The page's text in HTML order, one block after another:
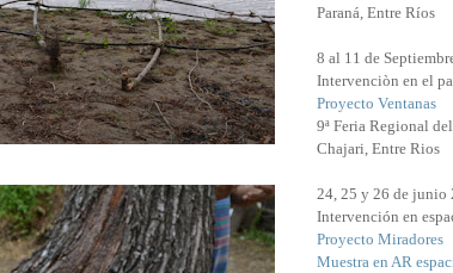
Paraná, Entre Ríos
8 al 11 de
Intervenciòn en el
Proyecto Ventanas
9ª Feria Regional
Chajari, Entre Rios
24, 25 y 26 de junio
Intervención en
Proyecto Miradores
Muestra en AR